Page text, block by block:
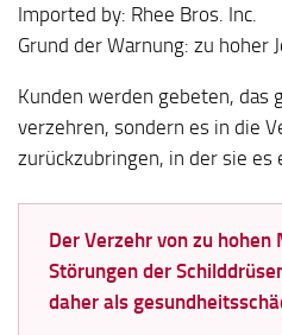
Imported by: Rhee Bros. Inc.
Grund der Warnung: zu hoher
Kunden werden gebeten, das
verzehren, sondern es in die
zurückzubringen, in der sie es
Der Verzehr von zu hohen
Störungen der
daher als